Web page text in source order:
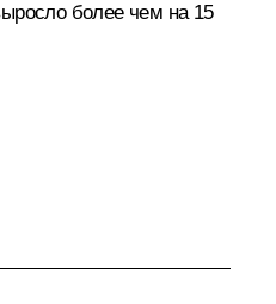
более чем на 15